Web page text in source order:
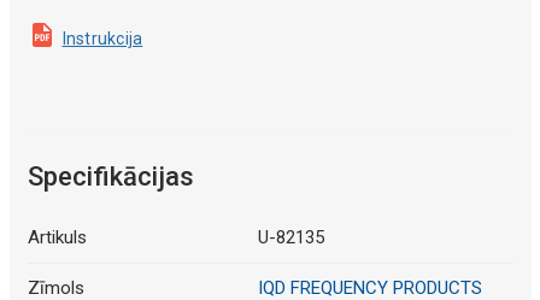
Instrukcija
Specifikācijas
Artikuls U-82135
Zīmols IQD FREQUENCY PRODUCTS